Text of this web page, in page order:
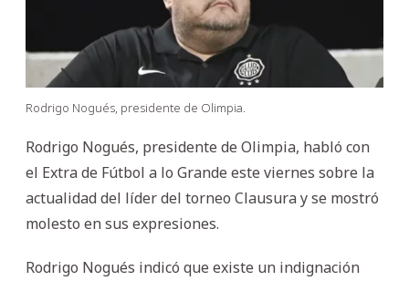
Rodrigo Nogués, presidente de Olimpia.
Rodrigo Nogués, presidente de Olimpia, habló con
el Extra de Fútbol a lo Grande este viernes sobre la
actualidad del líder del torneo Clausura y se mostró
molesto en sus expresiones.
Rodrigo Nogués indicó que existe un indignación